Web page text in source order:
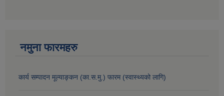
नमुना फारमहरु
कार्य सम्पादन मूल्याङ्कन (का.स.मु.) फारम (स्वास्थ्यको लागि)